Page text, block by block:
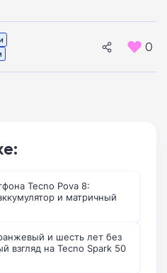
0
Tecno Pova 8:
и матричный
и шесть лет без
взгляд на Tecno Spark 50